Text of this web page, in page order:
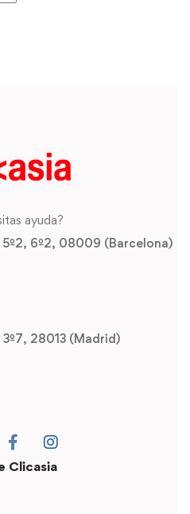
ayuda?
6º2, 08009 (Barcelona)
28013 (Madrid)
Clicasia